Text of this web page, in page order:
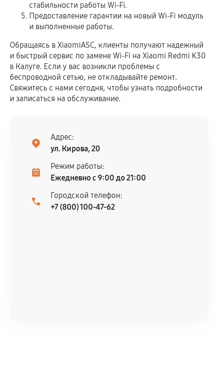
стабильности работы Wi-Fi.
Предоставление гарантии на новый Wi-Fi модуль
и выполненные работы.
Обращаясь в XiaomiASC, клиенты получают надежный
и быстрый сервис по замене Wi-Fi на Xiaomi Redmi K30
в Калуге. Если у вас возникли проблемы с
беспроводной сетью, не откладывайте ремонт.
Свяжитесь с нами сегодня, чтобы узнать подробности
и записаться на обслуживание.
Адрес:
ул. Кирова, 20
Режим работы:
Ежедневно с 9:00 до 21:00
Городской телефон:
+7 (800) 100-47-62